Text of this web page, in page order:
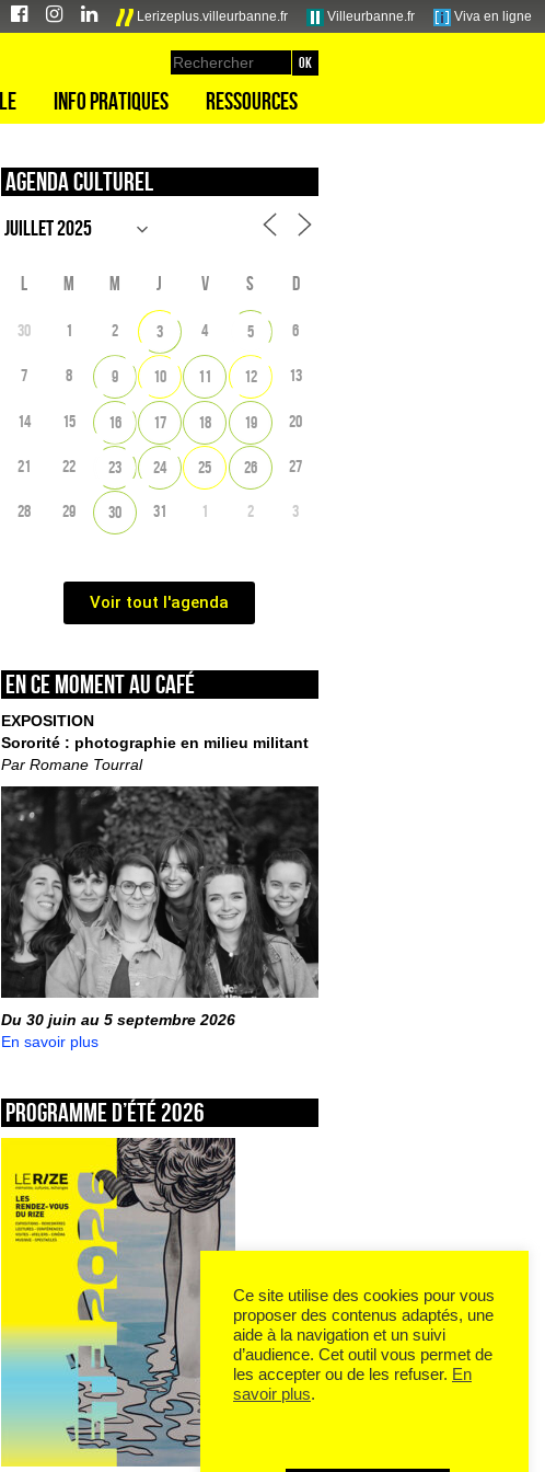
Lerizeplus.villeurbanne.fr Villeurbanne.fr Viva en ligne
Info pratiques Ressources
Agenda culturel
L M M J V S D
30 1 2 3 4 5 6
7 8 9 10 11 12 13
14 15 16 17 18 19 20
21 22 23 24 25 26 27
28 29 30 31 1 2 3
Voir tout l'agenda
En ce moment au café
EXPOSITION
Sororité : photographie en milieu militant
Par Romane Tourral
Du 30 juin au 5 septembre 2026
En savoir plus
Programme d’été 2026
Ce site utilise des cookies pour vous
proposer des contenus adaptés, une
aide à la navigation et un suivi
d’audience. Cet outil vous permet de
les accepter ou de les refuser. En
savoir plus.